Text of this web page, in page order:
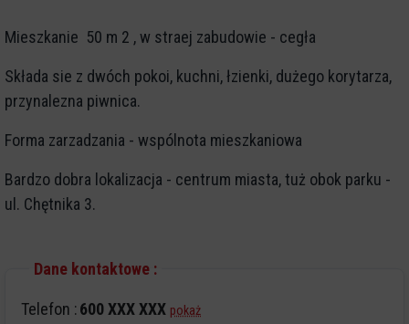
Mieszkanie 50 m 2 , w straej zabudowie - cegła
Składa sie z dwóch pokoi, kuchni, łzienki, dużego korytarza,
przynalezna piwnica.
Forma zarzadzania - wspólnota mieszkaniowa
Bardzo dobra lokalizacja - centrum miasta, tuż obok parku -
ul. Chętnika 3.
Dane kontaktowe :
Telefon :600 XXX XXX pokaż